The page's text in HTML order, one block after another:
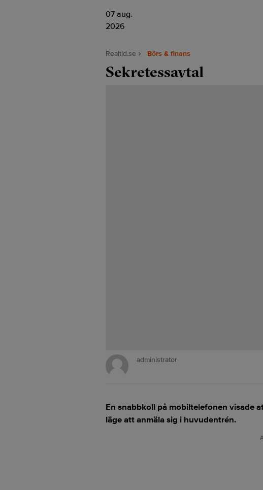
07 aug.
2026
Realtid.se Börs & finans
Sekretessavtal
administrator
En snabbkoll på mobiltelefonen visade
läge att anmäla sig i huvudentrén.